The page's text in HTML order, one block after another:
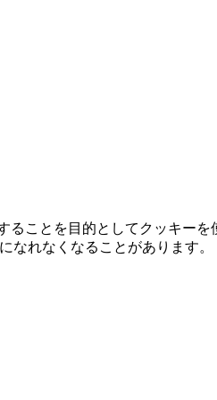
ことを目的としてクッキー
なれなくなることがあります。